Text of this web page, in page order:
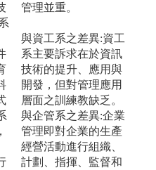
管理並重。
與資工系之差異:資工
系主要訴求在於資訊
技術的提升、應用與
開發，但對管理應用
層面之訓練教缺乏。
與企管系之差異:企業
管理即對企業的生產
經營活動進行組織、
計劃、指揮、監督和